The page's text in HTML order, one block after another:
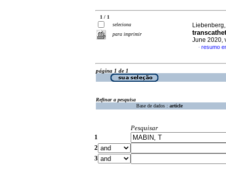
1 / 1
seleciona
para imprimir
June 2020,
· resumo
página 1 de 1
Refinar a pesquisa
Base de dados : article
Pesquisar
1
2
3